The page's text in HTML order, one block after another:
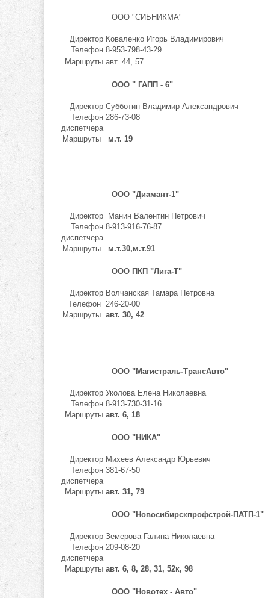
ООО "СИБНИКМА"
Директор Коваленко Игорь Владимирович
Телефон 8-953-798-43-29
Маршруты авт. 44, 57
ООО " ГАПП - 6"
Директор Субботин Владимир Александрович
Телефон
диспетчера
286-73-08
Маршруты м.т. 19
ООО "Диамант-1"
Директор
Манин Валентин Петрович
Телефон
диспетчера
8-913-916-76-87
Маршруты м.т.30,м.т.91
ООО ПКП "Лига-Т"
Директор Волчанская Тамара Петровна
Телефон 246-20-00
Маршруты авт. 30, 42
ООО "Магистраль-ТрансАвто"
Директор Уколова Елена Николаевна
Телефон 8-913-730-31-16
Маршруты авт. 6, 18
ООО "НИКА"
Директор Михеев Александр Юрьевич
Телефон
диспетчера
381-67-50
Маршруты авт. 31, 79
ООО "Новосибирскпрофстрой-ПАТП-1"
Директор Земерова Галина Николаевна
Телефон
диспетчера
209-08-20
Маршруты авт. 6, 8, 28, 31, 52к, 98
ООО "Новотех - Авто"